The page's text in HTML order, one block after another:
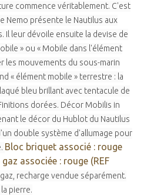
commence véritablement. C'est
Nemo présente le Nautilus aux
Il leur dévoile ensuite la devise de
» ou « Mobile dans l'élément
les mouvements du sous-marin
« élément mobile » terrestre : la
bleu brillant avec tentacule de
dorées. Décor Mobilis in
le décor du Hublot du Nautilus
double système d'allumage pour
Bloc briquet associé : rouge
associée : rouge (REF
recharge vendue séparément.
pierre.